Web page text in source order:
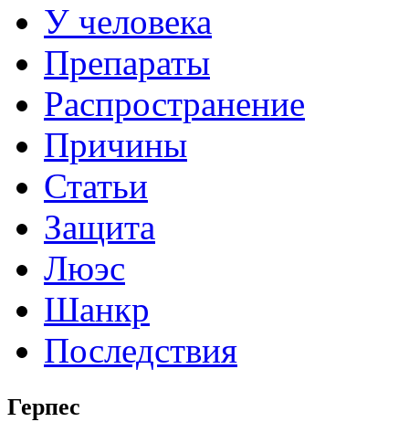
У человека
Препараты
Распространение
Причины
Статьи
Защита
Люэс
Шанкр
Последствия
Герпес